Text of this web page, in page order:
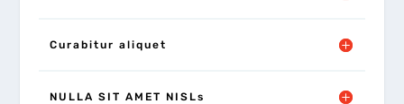
Curabitur aliquet
NULLA SIT AMET NISLs